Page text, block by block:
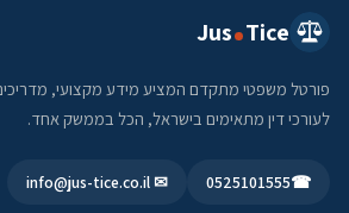
Jus Tice
פורטל משפטי מתקדם המציע מידע מקצועי,
לעורכי דין מתאימים בישראל, הכל בממשק אחד.
☎
0525101555
✉ info@jus-tice.co.il